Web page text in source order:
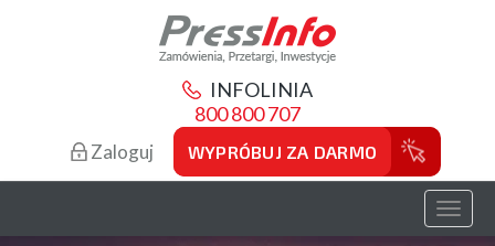
INFOLINIA
800 800 707
Zaloguj WYPRÓBUJ ZA DARMO
Toggle